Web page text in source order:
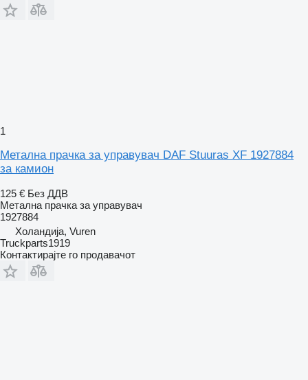
1
Метална прачка за управувач DAF Stuuras XF 1927884
за камион
125 € Без ДДВ
Метална прачка за управувач
1927884
Холандија, Vuren
Truckparts1919
Контактирајте го продавачот